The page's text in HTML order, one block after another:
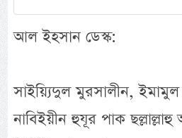
আল ইহসান ডেস্ক:
সাইয়্যিদুল মুরসালীন,
নাবিইয়ীন হুযূর পাক